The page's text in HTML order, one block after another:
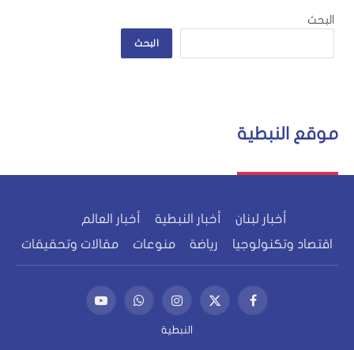
البحث
البحث
موقع النبطية
أخبار لبنان أخبار النبطية
أخبار العالم
اقتصاد وتكنولوجيا
رياضة منوعات مقالات وتحقيقات
فيسبوكX
(Twitter)
الانستغرامواتساب يوتيوب
النبطية